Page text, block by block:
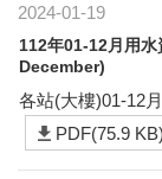
2024-01-19
112年01-12月用
December)
各站(大樓)01-12月
PDF(75.9 KB)